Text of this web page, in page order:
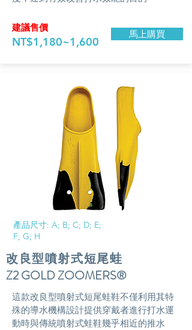
​建議售價
NT$1,180~1,600
馬上購買
​產品尺寸: A; B; C; D; E;
F; G; H
​改良型噴射式短尾蛙
Z2 GOLD ZOOMERS®
​這款改良型噴射式短尾蛙鞋不僅利用其特
殊的導水機構設計提供穿戴者進行打水運
動時與傳統噴射式蛙鞋幾乎相近的推水